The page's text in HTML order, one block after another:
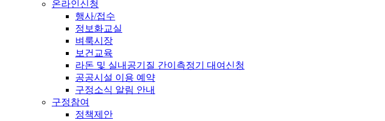
온라인신청
행사/접수
정보화교실
벼룩시장
보건교육
라돈 및 실내공기질 간이측정기 대여신청
공공시설 이용 예약
구정소식 알림 안내
구정참여
정책제안